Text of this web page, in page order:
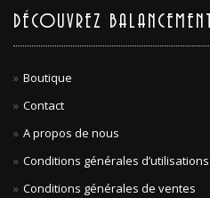
DÉCOUVREZ BALANCEMENT
Boutique
Contact
A propos de nous
Conditions générales d’utilisations
Conditions générales de ventes